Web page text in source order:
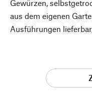
Gewürzen,
aus dem eigenen
Ausführungen